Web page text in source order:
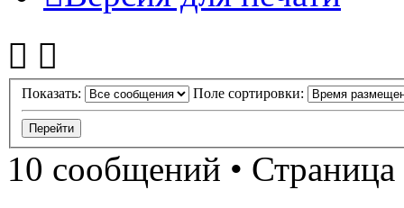
Показать: Поле сортировки:
10 сообщений • Страница